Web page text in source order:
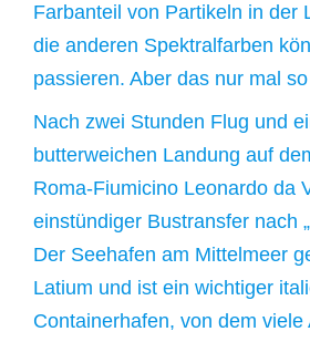
Farbanteil von Partikeln in der
die anderen Spektralfarben
passieren. Aber das nur mal
Nach zwei Stunden Flug und
butterweichen Landung auf
Roma-Fiumicino Leonardo da
einstündiger Bustransfer nach
Der Seehafen am Mittelmeer
Latium und ist ein wichtiger
Containerhafen, von dem viele